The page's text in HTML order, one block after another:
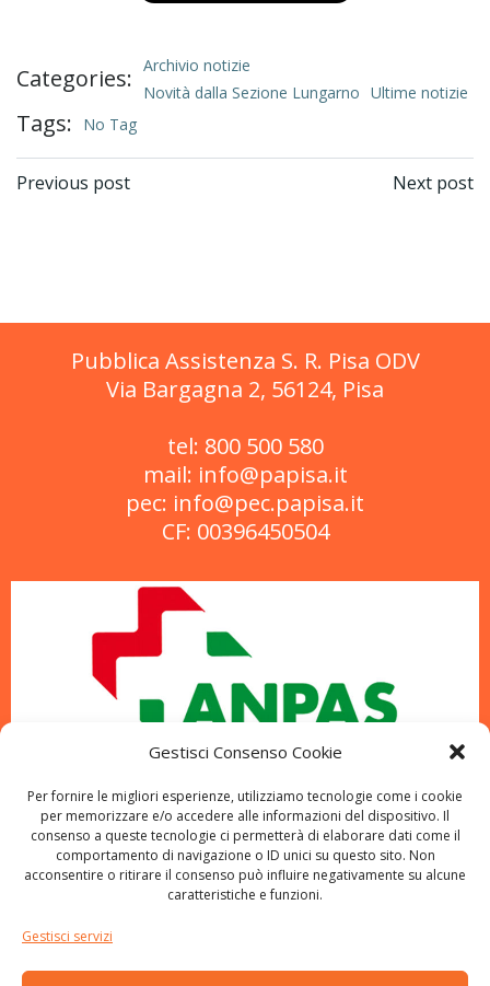
Gestisci Consenso Cookie
Per fornire le migliori esperienze, utilizziamo tecnologie come i cookie
per memorizzare e/o accedere alle informazioni del dispositivo. Il
consenso a queste tecnologie ci permetterà di elaborare dati come il
comportamento di navigazione o ID unici su questo sito. Non
acconsentire o ritirare il consenso può influire negativamente su alcune
caratteristiche e funzioni.
Gestisci servizi
Categories: Archivio notizie
Novità dalla Sezione Lungarno Ultime notizie
Tags: No Tag
Post
Previous post Next post
Pubblica Assistenza S. R. Pisa ODV
Via Bargagna 2, 56124, Pisa
tel: 800 500 580
mail: info@papisa.it
pec: info@pec.papisa.it
CF: 00396450504